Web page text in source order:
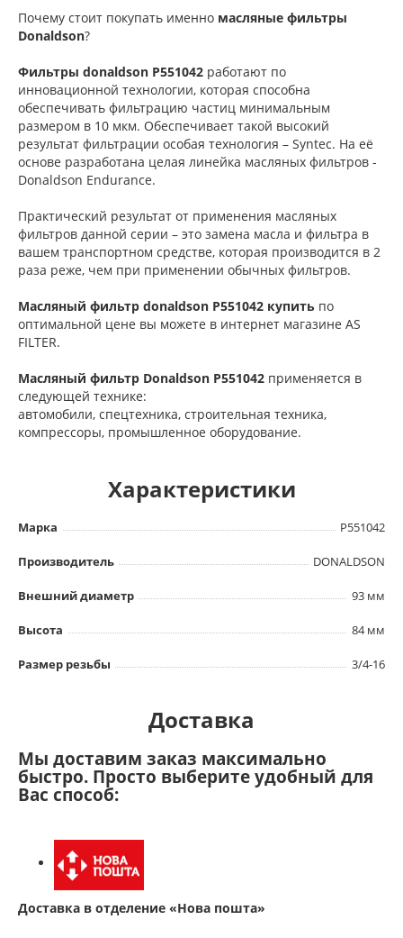
Почему стоит покупать именно масляные фильтры
Donaldson?
Фильтры donaldson P551042 работают по
инновационной технологии, которая способна
обеспечивать фильтрацию частиц минимальным
размером в 10 мкм. Обеспечивает такой высокий
результат фильтрации особая технология – Syntec. На её
основе разработана целая линейка масляных фильтров -
Donaldson Endurance.
Практический результат от применения масляных
фильтров данной серии – это замена масла и фильтра в
вашем транспортном средстве, которая производится в 2
раза реже, чем при применении обычных фильтров.
Масляный фильтр donaldson P551042 купить по
оптимальной цене вы можете в интернет магазине AS
FILTER.
Масляный фильтр Donaldson P551042 применяется в
следующей технике:
автомобили, cпецтехника, cтроительная техника,
компрессоры, промышленное оборудование.
Характеристики
Марка P551042
Производитель DONALDSON
Внешний диаметр 93 мм
Высота 84 мм
Размер резьбы 3/4-16
Доставка
Мы доставим заказ максимально
быстро. Просто выберите удобный для
Вас способ:
Доставка в отделение «Нова пошта»